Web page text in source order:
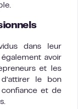
dans leur
avoir
et les
d’attirer le bon
et de